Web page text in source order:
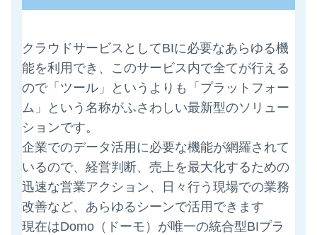
クラウドサービスとしてBIに必要なあらゆる機
能を利用でき、このサービス内で全てが行える
ので「ツール」というよりも「プラットフォー
ム」という名称がふさわしい最新型のソリュー
ションです。
企業でのデータ活用に必要な機能が網羅されて
いるので、経営判断、売上を最大化するための
迅速な営業アクション、日々行う現場での業務
改善など、あらゆるシーンで活用できます
現在はDomo（ドーモ）が唯一の統合型BIプラ